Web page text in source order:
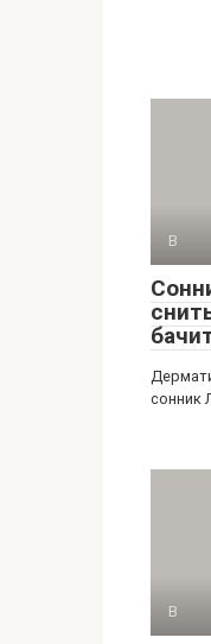
В
сонник
В